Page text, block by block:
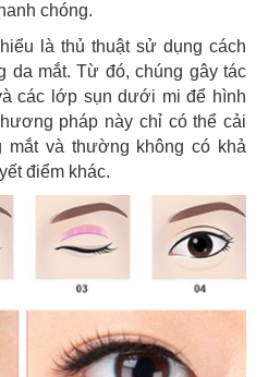
chóng.
là thủ thuật sử dụng cách
da mắt. Từ đó, chúng gây tác
các lớp sụn dưới mi để hình
pháp này chỉ có thể cải
và thường không có khả
điểm khác.